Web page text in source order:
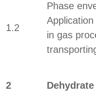
1.2
Phase
in gas
2 Dehydrate